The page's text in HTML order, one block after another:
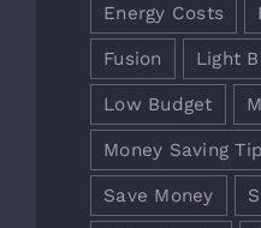
Energy Costs
Fusion Light
Low Budget
Money Saving
Save Money